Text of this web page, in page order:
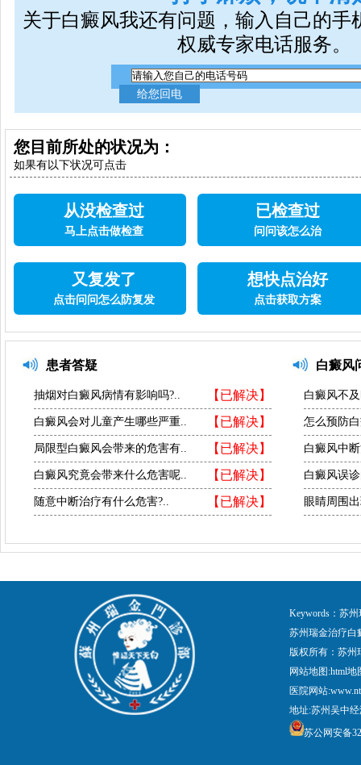
关于白癜风我还有问题，输入自己的手
权威专家电话服务。
您目前所处的状况为：
如果有以下状况可点击
从没检查过
马上点击做检查
已检查过
问问该怎么治
又复发了
点击问问怎么防复发
想快点治好
点击获取方案
患者答疑
【已解决】
抽烟对白癜风病情有影响吗?..
【已解决】
白癜风会对儿童产生哪些严重..
【已解决】
局限型白癜风会带来的危害有..
【已解决】
白癜风究竟会带来什么危害呢..
【已解决】
随意中断治疗有什么危害?..
白癜风
白癜风不
怎么预防
白癜风中
白癜风误
眼睛周围
Keywords：苏
苏州瑞金治疗白
版权所有：苏
网站地图:html地
医院网站
地址:苏州吴中
苏公网安备